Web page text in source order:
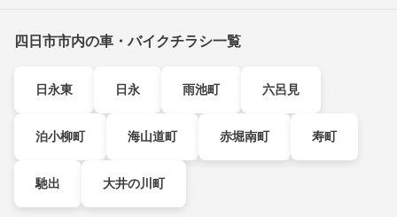
四日市市内の車・バイクチラシ一覧
日永東 日永 雨池町 六呂見
泊小柳町 海山道町 赤堀南町 寿町
馳出 大井の川町